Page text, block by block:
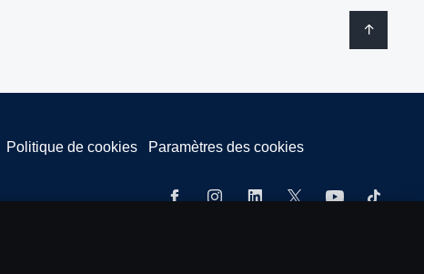
Politique de cookies Paramètres des cookies